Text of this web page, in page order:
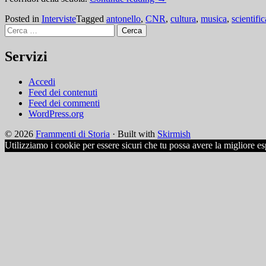
Posted in IntervisteTagged antonello, CNR, cultura, musica,
Ricerca
per:
Servizi
Accedi
Feed dei contenuti
Feed dei commenti
WordPress.org
© 2026 Frammenti di Storia · Built with Skirmish
Utilizziamo i cookie per essere sicuri che tu possa avere la migliore